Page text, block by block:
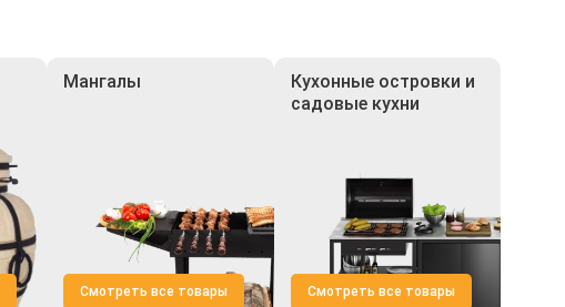
Мангалы
Смотреть все товары
Кухонные островки и
садовые кухни
Смотреть все товары